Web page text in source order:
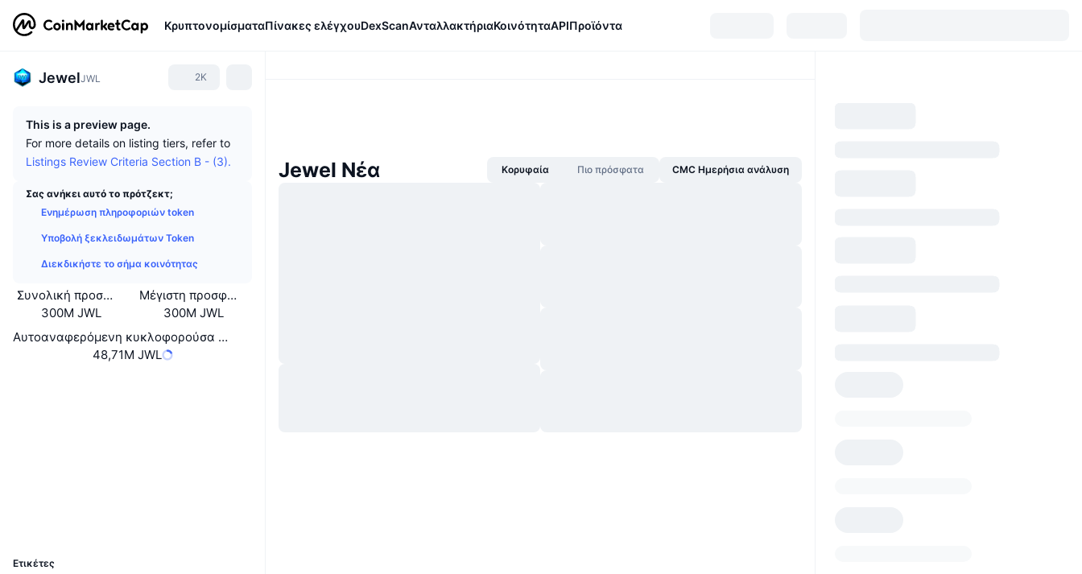
ΚρυπτονομίσματαΠίνακες ελέγχουDexScanΑνταλλακτήριαΚοινότηταAPIΠροϊόντα
JewelJWL 2K
This is a preview page.
For more details on listing tiers, refer to
Listings Review Criteria Section B - (3).
Σας ανήκει αυτό το πρότζεκτ;
Ενημέρωση πληροφοριών token
Υποβολή ξεκλειδωμάτων Token
Διεκδικήστε το σήμα κοινότητας
Συνολική προσφορά
300M JWL
Μέγιστη προσφορά
300M JWL
Αυτοαναφερόμενη κυκλοφορούσα προσφορά
48,71M JWL
Ετικέτες
Jewel Νέα Κορυφαία Πιο πρόσφατα CMC Ημερήσια ανάλυση